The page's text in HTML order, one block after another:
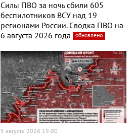
Силы ПВО за ночь сбили 605
беспилотников ВСУ над 19
регионами России. Сводка ПВО на
6 августа 2026 года
обновлено
5 августа 2026 19:00